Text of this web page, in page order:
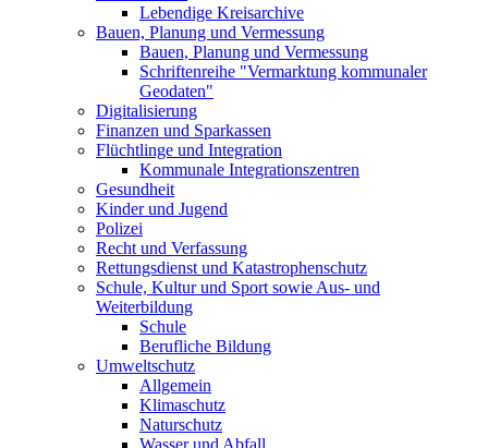
Lebendige Kreisarchive
Bauen, Planung und Vermessung
Bauen, Planung und Vermessung
Schriftenreihe "Vermarktung kommunaler
Geodaten"
Digitalisierung
Finanzen und Sparkassen
Flüchtlinge und Integration
Kommunale Integrationszentren
Gesundheit
Kinder und Jugend
Polizei
Recht und Verfassung
Rettungsdienst und Katastrophenschutz
Schule, Kultur und Sport sowie Aus- und
Weiterbildung
Schule
Berufliche Bildung
Umweltschutz
Allgemein
Klimaschutz
Naturschutz
Wasser und Abfall